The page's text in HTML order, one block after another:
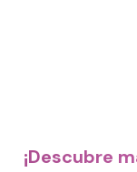
¡Descubre